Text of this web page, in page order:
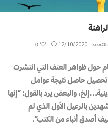
12/10/2020
0
حول ظواهر العنف التي انتشرت
تحصيل حاصل نتيجة عوامل
والبعض يرد بالقول: “إنها
بالرعيل الأول الذي لم
أصدق أنباء من الكتب”.